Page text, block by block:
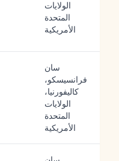
الولايات
المتحدة
الأمريكية
سان
فرانسيسكو،
كاليفورنيا،
الولايات
المتحدة
الأمريكية